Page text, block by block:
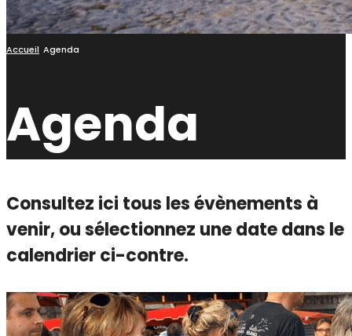
Accueil Agenda
Agenda
Consultez ici tous les évènements à
venir,ou sélectionnez une date dans le
calendrier ci-contre.